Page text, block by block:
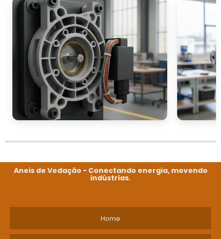
Aneis de Vedação - Conectando energia, movendo
indústrias.
Home